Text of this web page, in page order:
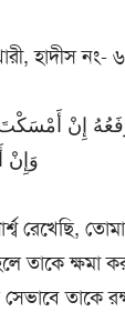
হাদীস নং-
وَإِنْ
রেখেছি,
তাকে ক্ষমা
তাকে